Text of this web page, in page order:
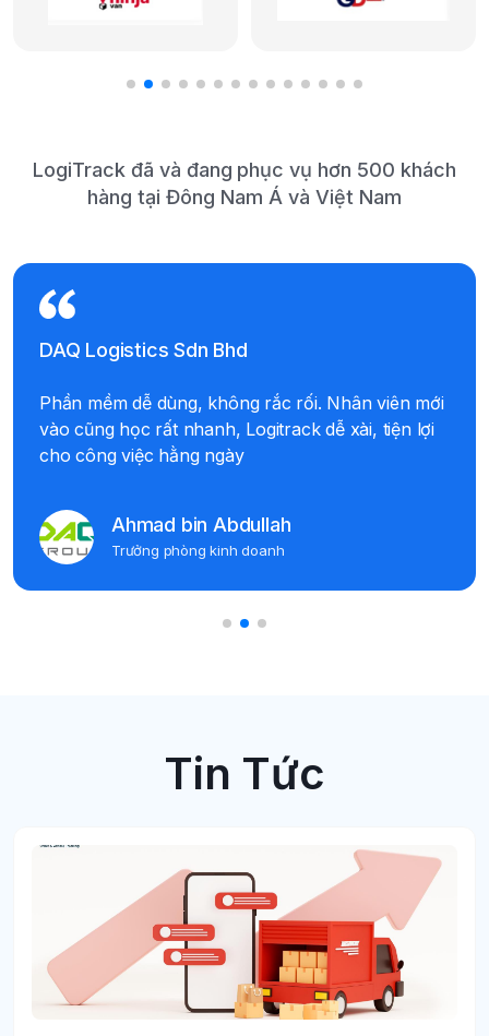
LogiTrack đã và đang phục vụ hơn 500 khách
hàng tại Đông Nam Á và Việt Nam
DAQ Logistics Sdn Bhd
Phần mềm dễ dùng, không rắc rối. Nhân viên mới
vào cũng học rất nhanh, Logitrack dễ xài, tiện lợi
cho công việc hằng ngày
Ahmad bin Abdullah
Trưởng phòng kinh doanh
Tin Tức